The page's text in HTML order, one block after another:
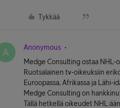
Tykkää
A Anonymous
Medge Consulting ostaa NHL-
Ruotsalainen tv-oikeuksiin
Euroopassa, Afrikassa ja Lähi-
Medge Consulting on
Tällä hetkellä oikeudet